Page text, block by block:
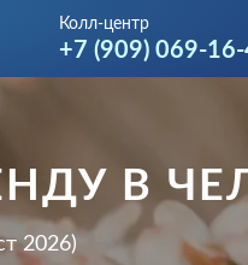
Колл-центр
+7 (909) 069-
В
2026)